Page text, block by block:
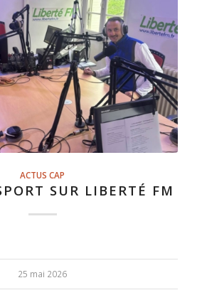
ACTUS CAP
SUR LIBERTÉ FM
25 mai 2026